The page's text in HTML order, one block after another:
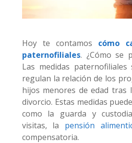
Hoy te contamos cómo
paternofiliales. ¿Cómo se
Las medidas
regulan la relación de los
hijos menores de edad tras
divorcio. Estas medidas
como la guarda y
visitas, la pensión
compensatoria.